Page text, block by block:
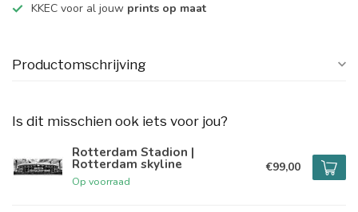
KKEC voor al jouw prints op maat
Productomschrijving
Is dit misschien ook iets voor jou?
Rotterdam Stadion |
Rotterdam skyline
Op voorraad
€99,00